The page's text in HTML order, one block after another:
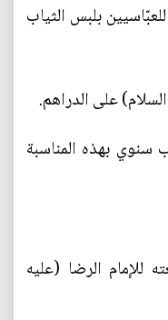
بلبس الثياب
بهذه المناسبة
للإمام الرضا (عليه